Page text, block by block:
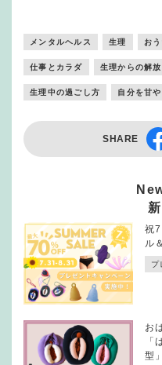
メンタルヘルス 生理 お
仕事とカラダ 生理からの解放
生理中の過ごし方 自分を甘や
SHARE
祝
ル
プ
お
「
型